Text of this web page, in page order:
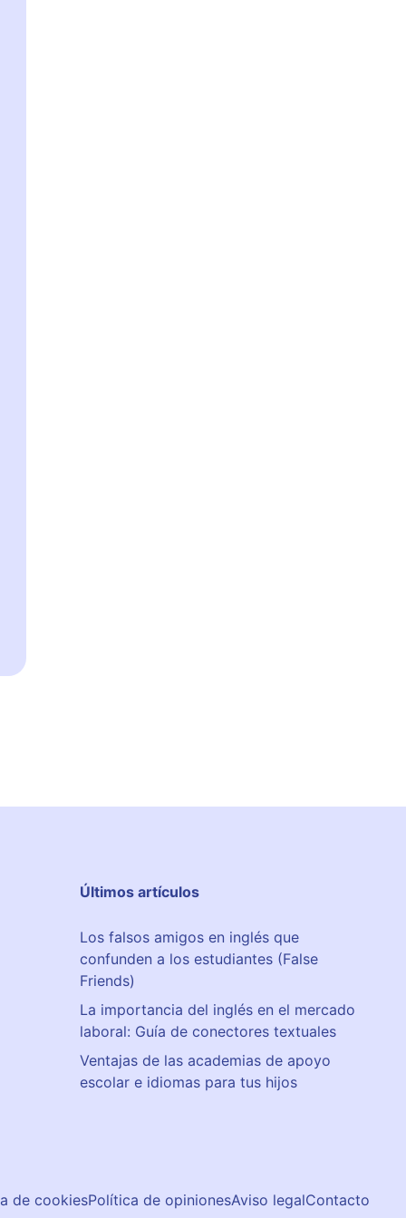
Últimos artículos
Los falsos amigos en inglés que
confunden a los estudiantes (False
Friends)
La importancia del inglés en el mercado
laboral: Guía de conectores textuales
Ventajas de las academias de apoyo
escolar e idiomas para tus hijos
de cookiesPolítica de opinionesAviso legalContacto